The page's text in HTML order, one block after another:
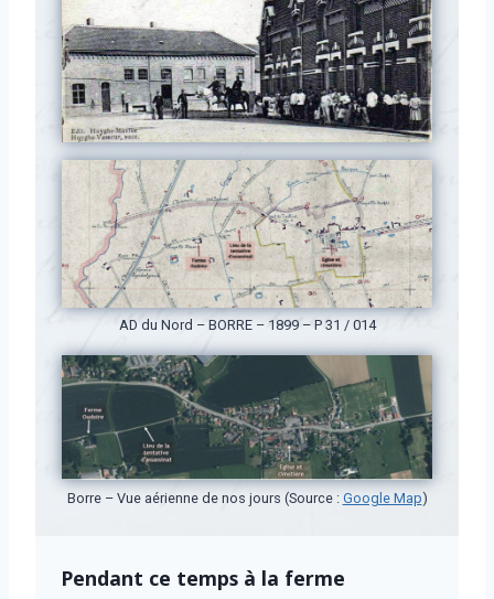
AD du Nord – BORRE – 1899 – P 31 / 014
Borre – Vue aérienne de nos jours (Source : Google Map)
Pendant ce temps à la ferme